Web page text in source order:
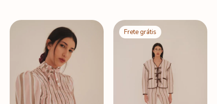
Frete grátis